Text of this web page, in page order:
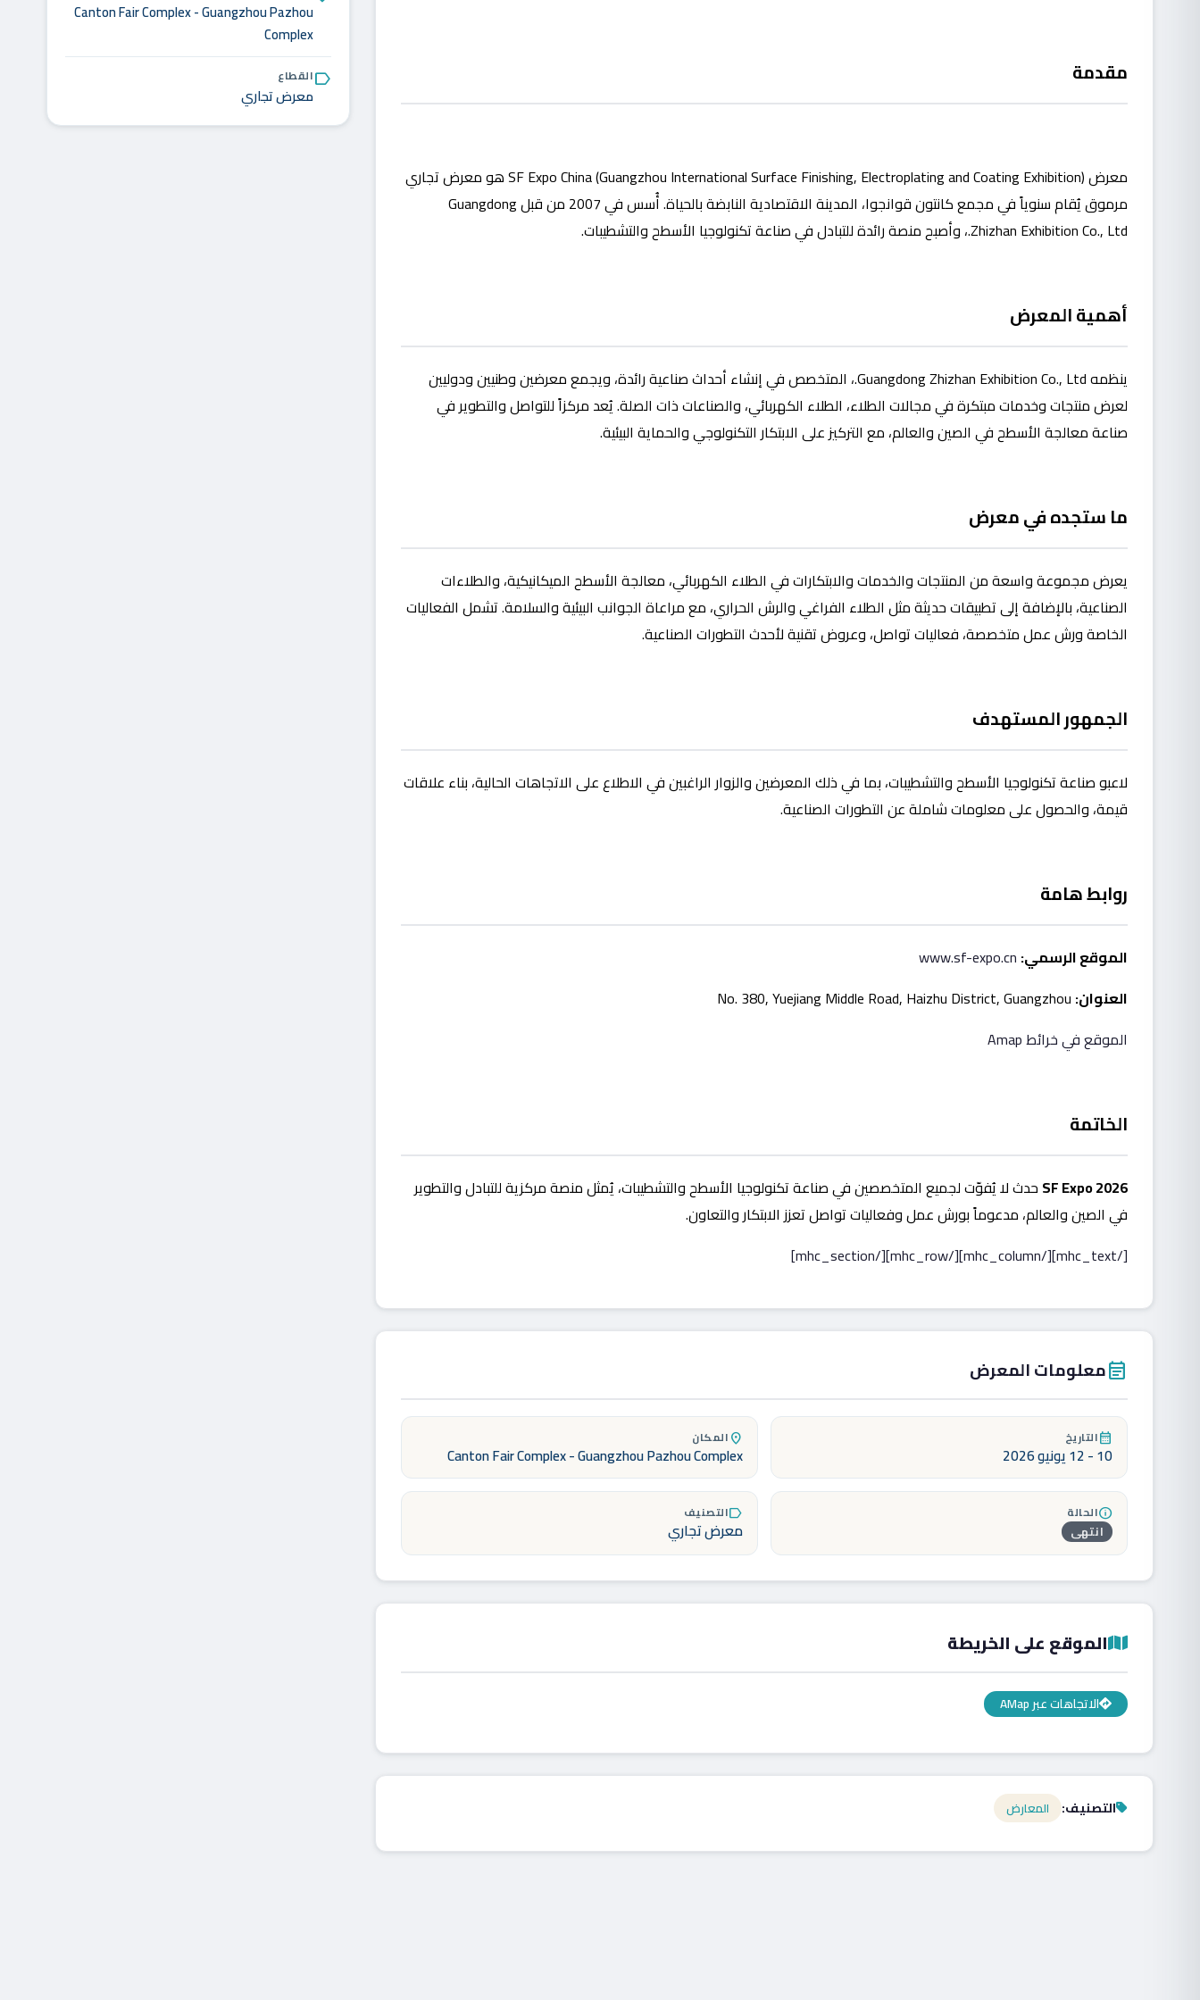
مقدمة
معرض SF Expo China (Guangzhou International Surface Finishing, Electroplating and Coating Exhibition) هو معرض تجاري
مرموق يُقام سنوياً في مجمع كانتون قوانجوا، المدينة الاقتصادية النابضة بالحياة. أُسس في 2007 من قبل Guangdong
Zhizhan Exhibition Co., Ltd.، وأصبح منصة رائدة للتبادل في صناعة تكنولوجيا الأسطح والتشطيبات.
أهمية المعرض
ينظمه Guangdong Zhizhan Exhibition Co., Ltd.، المتخصص في إنشاء أحداث صناعية رائدة، ويجمع معرضين وطنيين ودوليين
لعرض منتجات وخدمات مبتكرة في مجالات الطلاء، الطلاء الكهربائي، والصناعات ذات الصلة. يُعد مركزاً للتواصل والتطوير في
صناعة معالجة الأسطح في الصين والعالم، مع التركيز على الابتكار التكنولوجي والحماية البيئية.
ما ستجده في معرض
يعرض مجموعة واسعة من المنتجات والخدمات والابتكارات في الطلاء الكهربائي، معالجة الأسطح الميكانيكية، والطلاءات
الصناعية، بالإضافة إلى تطبيقات حديثة مثل الطلاء الفراغي والرش الحراري، مع مراعاة الجوانب البيئية والسلامة. تشمل الفعاليات
الخاصة ورش عمل متخصصة، فعاليات تواصل، وعروض تقنية لأحدث التطورات الصناعية.
الجمهور المستهدف
لاعبو صناعة تكنولوجيا الأسطح والتشطيبات، بما في ذلك المعرضين والزوار الراغبين في الاطلاع على الاتجاهات الحالية، بناء علاقات
قيمة، والحصول على معلومات شاملة عن التطورات الصناعية.
روابط هامة
الموقع الرسمي: www.sf-expo.cn
العنوان:
الموقع في خرائط Amap
الخاتمة
SF Expo 2026 حدث لا يُفوّت لجميع المتخصصين في صناعة تكنولوجيا الأسطح والتشطيبات، يُمثل منصة مركزية للتبادل والتطوير
في الصين والعالم، مدعوماً بورش عمل وفعاليات تواصل تعزز الابتكار والتعاون.
[/mhc_text][/mhc_column][/mhc_row][/mhc_section]
event_noteمعلومات المعرض
calendar_monthالتاريخ
10 - 12 يونيو 2026
location_on المكان
Canton Fair Complex - Guangzhou Pazhou Complex
infoالحالة
انتهى
labelالتصنيف
معرض تجاري
الموقع على الخريطة
الاتجاهات عبر AMap
التصنيف: المعارض
Canton Fair Complex - Guangzhou Pazhou
Complex
labelالقطاع
معرض تجاري